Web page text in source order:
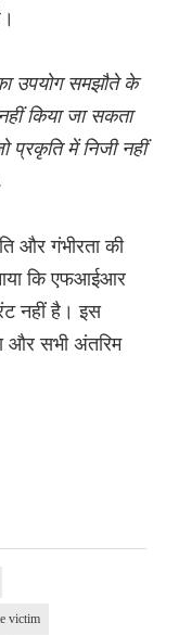
उपयोग समझौते के
किया जा सकता
में निजी नहीं
और गंभीरता की
कि एफआईआर
नहीं है। इस
और सभी अंतरिम
victim